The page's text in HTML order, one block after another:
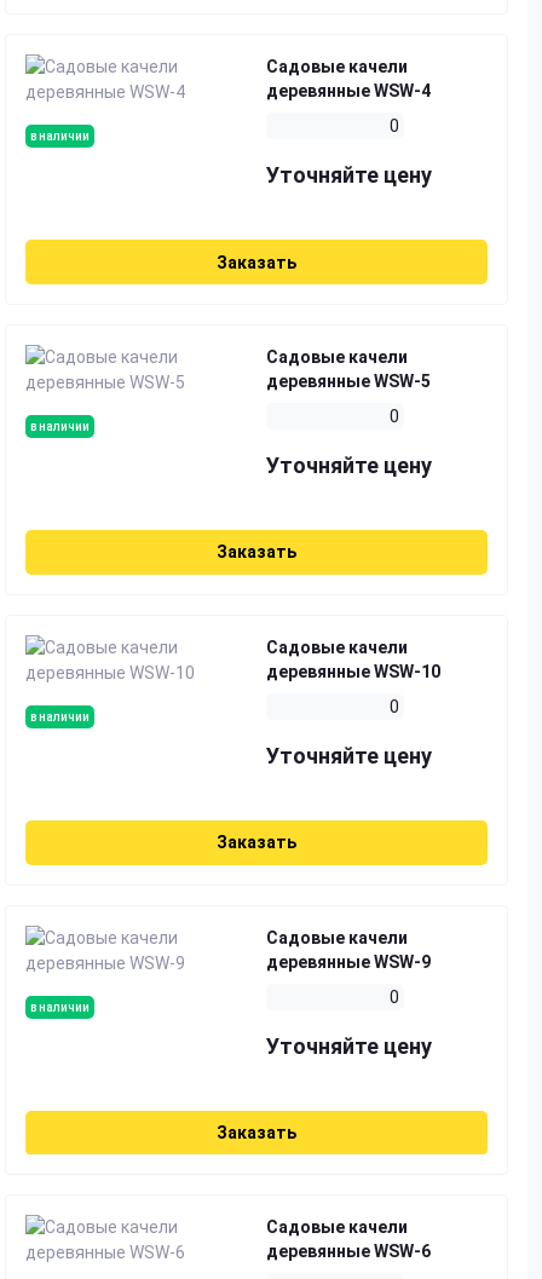
в наличии
Садовые качели
деревянные WSW-4
0
Уточняйте цену
Заказать
в наличии
Садовые качели
деревянные WSW-5
0
Уточняйте цену
Заказать
в наличии
Садовые качели
деревянные WSW-10
0
Уточняйте цену
Заказать
в наличии
Садовые качели
деревянные WSW-9
0
Уточняйте цену
Заказать
Садовые качели
деревянные WSW-6